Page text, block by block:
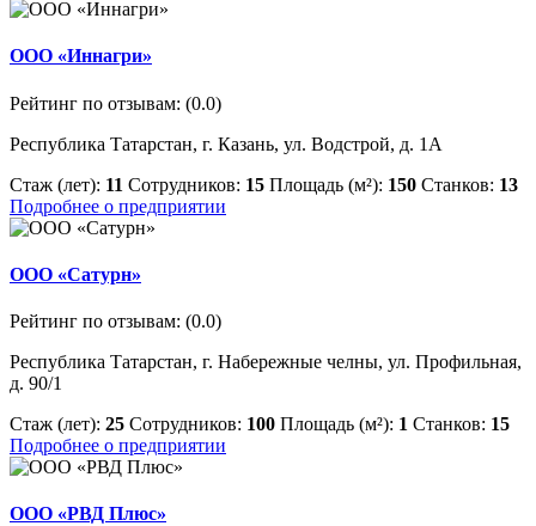
ООО «Иннагри»
Рейтинг по отзывам: (0.0)
Республика Татарстан, г. Казань, ул. Водстрой, д. 1А
Стаж (лет): 11 Сотрудников: 15 Площадь (м²): 150 Станков: 13
Подробнее о предприятии
ООО «Сатурн»
Рейтинг по отзывам: (0.0)
Республика Татарстан, г. Набережные челны, ул. Профильная,
д. 90/1
Стаж (лет): 25 Сотрудников: 100 Площадь (м²): 1 Станков: 15
Подробнее о предприятии
ООО «РВД Плюс»